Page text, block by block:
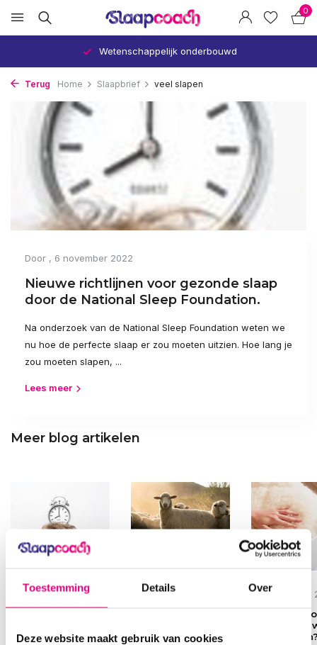
Toestemming Details Over
Deze website maakt gebruik van cookies
0
Wetenschappelijk onderbouwd
Terug Home Slaapbrief veel slapen
Door , 6 november 2022
Nieuwe richtlijnen voor gezonde slaap
door de National Sleep Foundation.
Na onderzoek van de National Sleep Foundation weten we
nu hoe de perfecte slaap er zou moeten uitzien. Hoe lang je
zou moeten slapen, ...
Lees meer
Meer blog artikelen
6 November 2022
slaap door de
24 December 2024
Verbeter jouw
24 December
Hoe
een merino